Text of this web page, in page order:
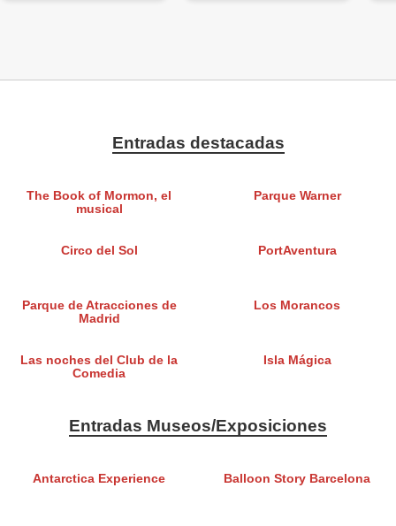
Entradas destacadas
The Book of Mormon, el
musical
Parque Warner
Circo del Sol PortAventura
Parque de Atracciones de
Madrid
Los Morancos
Las noches del Club de la
Comedia
Isla Mágica
Entradas Museos/Exposiciones
Antarctica Experience Balloon Story Barcelona